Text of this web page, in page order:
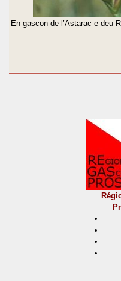
En gascon de l’Astarac e deu